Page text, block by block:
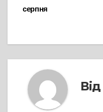
серпня
Від